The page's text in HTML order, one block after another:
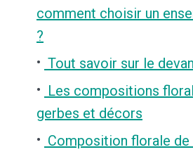
comment choisir un
?
Tout savoir sur le
Les compositions
gerbes et décors
Composition florale de